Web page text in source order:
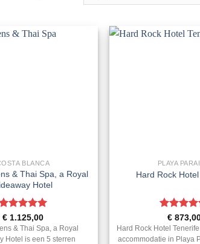
BLANCA
& Thai Spa, a Royal
Hotel
Gewaardeerd
uit 5
€1.125,00
& Thai Spa, a Royal
Hotel is een 5 sterren
PLAYA
Hard Rock
5uit 5
€
Hard Rock Hotel
accommodatie in Playa